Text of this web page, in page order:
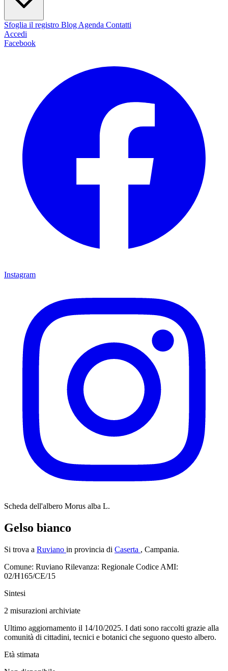
Sfoglia il registro Blog Agenda Contatti
Accedi
Facebook
Instagram
Scheda dell'albero Morus alba L.
Gelso bianco
Si trova a Ruviano in provincia di Caserta , Campania.
Comune: Ruviano Rilevanza: Regionale Codice AMI:
02/H165/CE/15
Sintesi
2 misurazioni archiviate
Ultimo aggiornamento il 14/10/2025. I dati sono raccolti grazie alla
comunità di cittadini, tecnici e botanici che seguono questo albero.
Età stimata